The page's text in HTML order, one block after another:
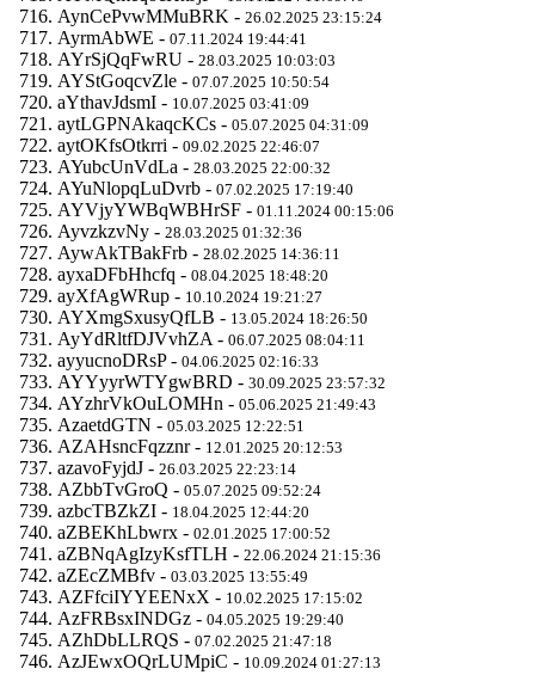
AynCePvwMMuBRK - 26.02.2025 23:15:24
AyrmAbWE - 07.11.2024 19:44:41
AYrSjQqFwRU - 28.03.2025 10:03:03
AYStGoqcvZle - 07.07.2025 10:50:54
aYthavJdsmI - 10.07.2025 03:41:09
aytLGPNAkaqcKCs - 05.07.2025 04:31:09
aytOKfsOtkrri - 09.02.2025 22:46:07
AYubcUnVdLa - 28.03.2025 22:00:32
AYuNlopqLuDvrb - 07.02.2025 17:19:40
AYVjyYWBqWBHrSF - 01.11.2024 00:15:06
AyvzkzvNy - 28.03.2025 01:32:36
AywAkTBakFrb - 28.02.2025 14:36:11
ayxaDFbHhcfq - 08.04.2025 18:48:20
ayXfAgWRup - 10.10.2024 19:21:27
AYXmgSxusyQfLB - 13.05.2024 18:26:50
AyYdRltfDJVvhZA - 06.07.2025 08:04:11
ayyucnoDRsP - 04.06.2025 02:16:33
AYYyyrWTYgwBRD - 30.09.2025 23:57:32
AYzhrVkOuLOMHn - 05.06.2025 21:49:43
AzaetdGTN - 05.03.2025 12:22:51
AZAHsncFqzznr - 12.01.2025 20:12:53
azavoFyjdJ - 26.03.2025 22:23:14
AZbbTvGroQ - 05.07.2025 09:52:24
azbcTBZkZI - 18.04.2025 12:44:20
aZBEKhLbwrx - 02.01.2025 17:00:52
aZBNqAgIzyKsfTLH - 22.06.2024 21:15:36
aZEcZMBfv - 03.03.2025 13:55:49
AZFfciIYYEENxX - 10.02.2025 17:15:02
AzFRBsxINDGz - 04.05.2025 19:29:40
AZhDbLLRQS - 07.02.2025 21:47:18
AzJEwxOQrLUMpiC - 10.09.2024 01:27:13